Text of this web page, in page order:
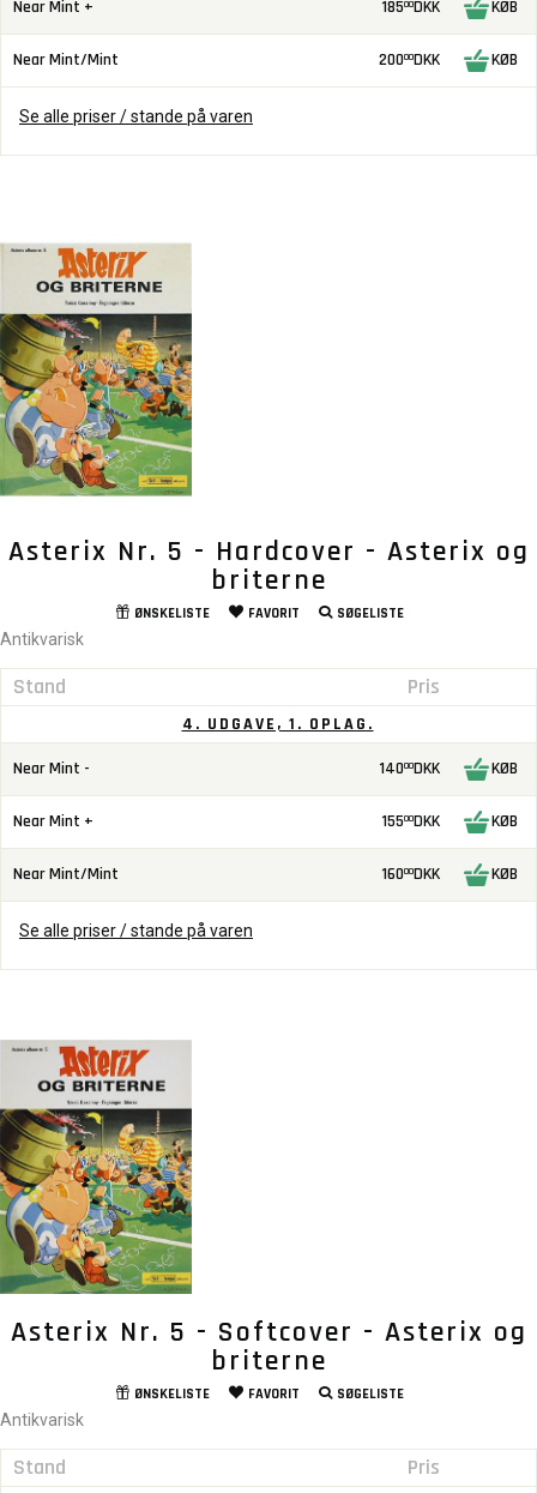
Near Mint + 18500DKK KØB
Near Mint/Mint 20000DKK KØB
Se alle priser / stande på varen
Asterix Nr. 5 - Hardcover - Asterix og
briterne
ØNSKELISTE FAVORIT SØGELISTE
Antikvarisk
Stand Pris
4. UDGAVE, 1. OPLAG.
Near Mint - 14000DKK KØB
Near Mint + 15500DKK KØB
Near Mint/Mint 16000DKK KØB
Se alle priser / stande på varen
Asterix Nr. 5 - Softcover - Asterix og
briterne
ØNSKELISTE FAVORIT SØGELISTE
Antikvarisk
Stand Pris